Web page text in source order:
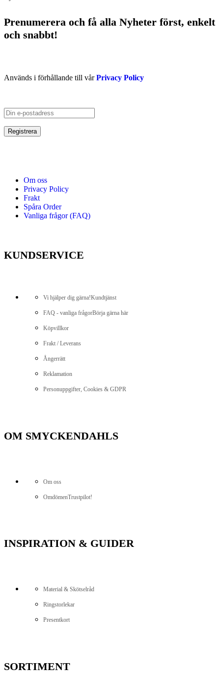
Prenumerera och få alla Nyheter först, enkelt
och snabbt!
Används i förhållande till vårPrivacy Policy
Om oss
Privacy Policy
Frakt
Spåra Order
Vanliga frågor (FAQ)
KUNDSERVICE
Vi hjälper dig gärna!Kundtjänst
FAQ - vanliga frågorBörja gärna här
Köpvillkor
Frakt / Leverans
Ångerrätt
Reklamation
Personuppgifter, Cookies & GDPR
OM SMYCKENDAHLS
Om oss
OmdömenTrustpilot!
INSPIRATION & GUIDER
Material & Skötselråd
Ringstorlekar
Presentkort
SORTIMENT